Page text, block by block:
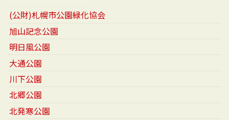
(公財)札幌市公園緑化協会
旭山記念公園
明日風公園
大通公園
川下公園
北郷公園
北発寒公園